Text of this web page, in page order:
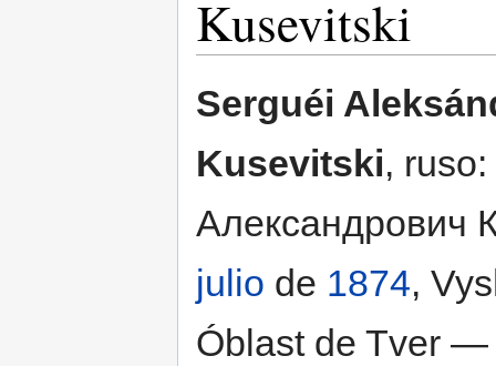
Kusevitski
Serguéi
Kusevitski,
Александрович
julio de 1874,
Óblast de Tver